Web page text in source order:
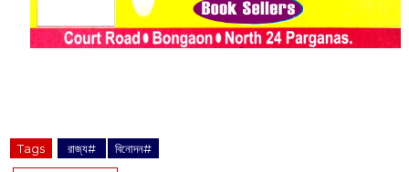
Tags ‌ রাজ্য# বিনোদন#